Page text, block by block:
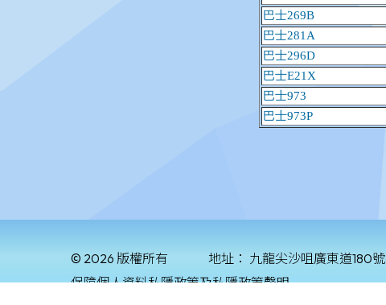
© 2026 版權所有 地址： 九龍尖沙咀廣東道180號
保障個人資料私隱政策及私隱政策聲明